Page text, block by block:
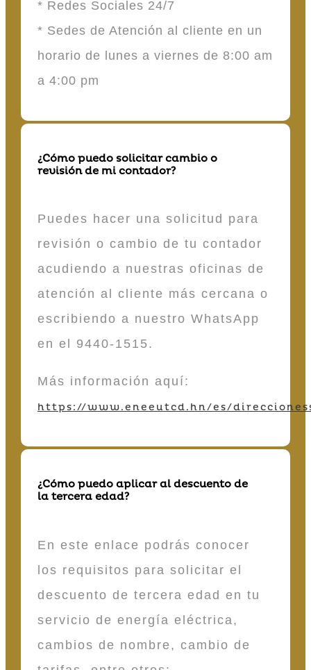
* Redes Sociales 24/7
* Sedes de Atención al cliente en un
horario de lunes a viernes de 8:00 am
a 4:00 pm
¿Cómo puedo solicitar cambio o
revisión de mi contador?
Puedes hacer una solicitud para
revisión o cambio de tu contador
acudiendo a nuestras oficinas de
atención al cliente más cercana o
escribiendo a nuestro WhatsApp
en el 9440-1515.
Más información aquí:
https://www.eneeutcd.hn/es/
¿Cómo puedo aplicar al descuento de
la tercera edad?
En este enlace podrás conocer
los requisitos para solicitar el
descuento de tercera edad en tu
servicio de energía eléctrica,
cambios de nombre, cambio de